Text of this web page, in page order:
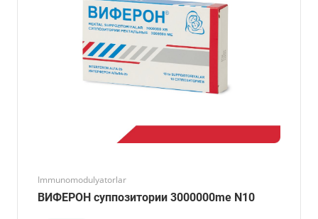
Immunomodulyatorlar
ВИФЕРОН суппозитории 3000000me N10